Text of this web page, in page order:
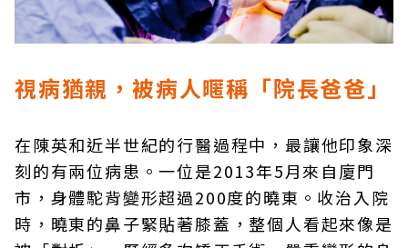
視病猶親，被病人暱稱「院長爸爸」
在陳英和近半世紀的行醫過程中，最讓他印象深
刻的有兩位病患。一位是2013年5月來自廈門
市，身體駝背變形超過200度的曉東。收治入院
時，曉東的鼻子緊貼著膝蓋，整個人看起來像是